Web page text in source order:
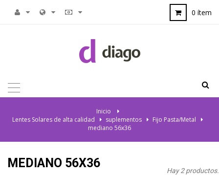
0 ítem
NAVEGACIÓN
TOGGLE
Inicio
>
Lentes Solares de alta calidad
> suplementos > Fijo Pasta/Metal
>
mediano 56x36
MEDIANO 56X36
Hay 2 productos.